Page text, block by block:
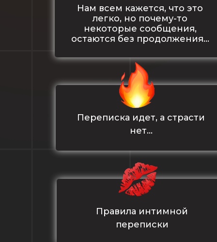
Нам всем кажется, что это
легко, но почему-то
некоторые сообщения,
остаются без продолжения…
Переписка идет, а страсти
нет…
Правила интимной
переписки